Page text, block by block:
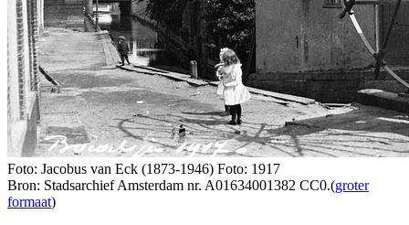
Foto: Jacobus van Eck (1873-1946) Foto: 1917
Bron: Stadsarchief Amsterdam nr. A01634001382 CC0.(groter
formaat)